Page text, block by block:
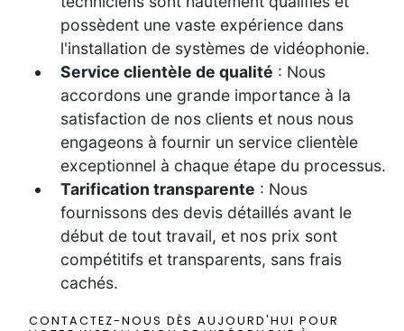
possèdent une vaste expérience dans
l'installation de systèmes de vidéophonie.
Service clientèle de qualité : Nous
accordons une grande importance à la
satisfaction de nos clients et nous nous
engageons à fournir un service clientèle
exceptionnel à chaque étape du processus.
Tarification transparente : Nous
fournissons des devis détaillés avant le
début de tout travail, et nos prix sont
compétitifs et transparents, sans frais
cachés.
CONTACTEZ-NOUS DÈS AUJOURD'HUI POUR